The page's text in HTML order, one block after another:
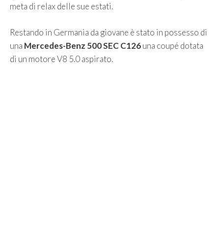
meta di relax delle sue estati.
Restando in Germania da giovane è stato in possesso di
una Mercedes-Benz 500 SEC C126una coupé dotata
di un motore V8 5.0 aspirato.